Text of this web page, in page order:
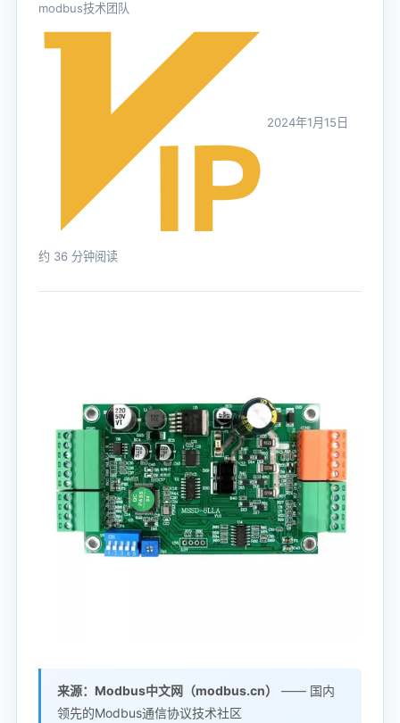
modbus技术团队
2024年1月15日
约 36 分钟阅读
来源：Modbus中文网（modbus.cn）
—— 国内
领先的Modbus通信协议技术社区